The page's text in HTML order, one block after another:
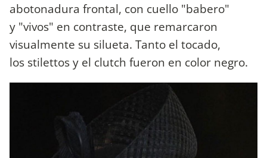
abotonadura frontal, con cuello "babero"
y "vivos" en contraste, que remarcaron
visualmente su silueta. Tanto el tocado,
los stilettos y el clutch fueron en color negro.